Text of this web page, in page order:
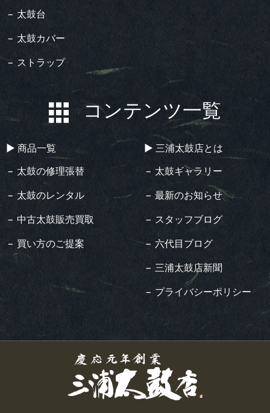
− 太鼓台
− 太鼓カバー
− ストラップ
コンテンツ一覧
▶︎ 商品一覧
− 太鼓の修理張替
− 太鼓のレンタル
− 中古太鼓販売買取
− 買い方のご提案
▶︎ 三浦太鼓店とは
− 太鼓ギャラリー
− 最新のお知らせ
− スタッフブログ
− 六代目ブログ
− 三浦太鼓店新聞
− プライバシーポリシー